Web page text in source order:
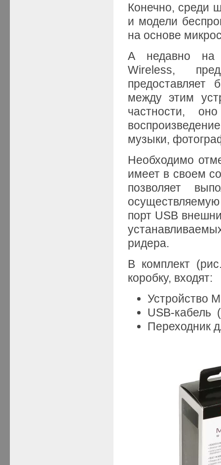
Конечно, среди
и модели
на основе
А недавно на
Wireless,
предоставляет
между этим
частности,
музыки,
Необходимо
имеет в своем
позволяет
порт USB
ридера.
В комплект
коробку, входят:
Устройство
USB-кабель
Переходник